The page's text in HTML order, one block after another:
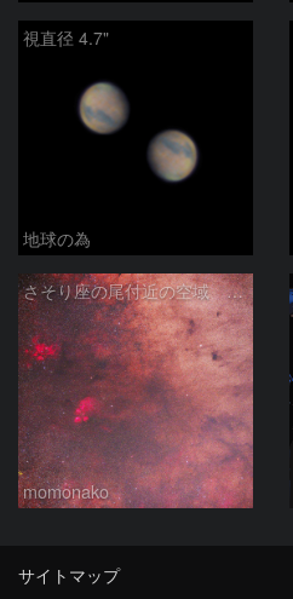
視直径 4.7"
地球の為
さそり座の尾付近の空域 260718
momonako
サイトマップ